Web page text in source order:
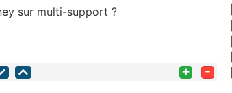
sur multi-support ?
+ -